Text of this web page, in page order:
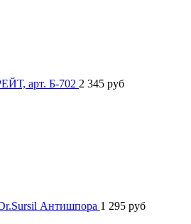
арт. Б-702 2 345 руб
Антишпора 1 295 руб